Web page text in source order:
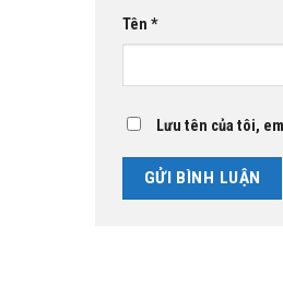
Tên *
Lưu tên của tôi,